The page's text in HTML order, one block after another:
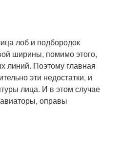
лоб и подбородок
ширины, помимо этого,
линий. Поэтому главная
эти недостатки, и
лица. И в этом случае
авиаторы, оправы